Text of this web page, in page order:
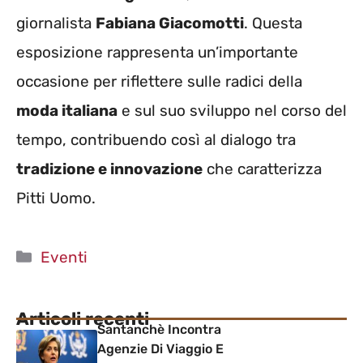
giornalista Fabiana Giacomotti. Questa
esposizione rappresenta un’importante
occasione per riflettere sulle radici della
moda italiana e sul suo sviluppo nel corso del
tempo, contribuendo così al dialogo tra
tradizione e innovazione che caratterizza
Pitti Uomo.
Categorie
Eventi
Articoli recentiSantanchè Incontra
Agenzie Di Viaggio E